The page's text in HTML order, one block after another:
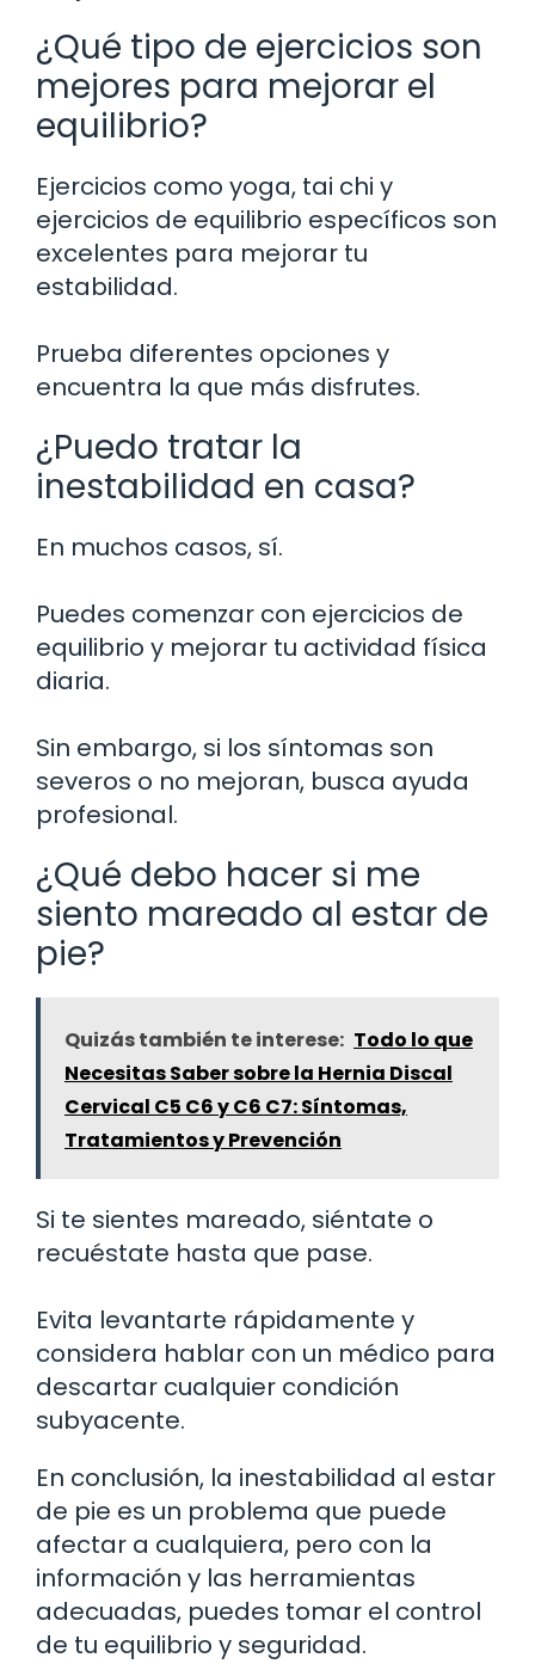
¿Qué tipo de ejercicios son
mejores para mejorar el
equilibrio?
Ejercicios como yoga, tai chi y
ejercicios de equilibrio específicos son
excelentes para mejorar tu
estabilidad.
Prueba diferentes opciones y
encuentra la que más disfrutes.
¿Puedo tratar la
inestabilidad en casa?
En muchos casos, sí.
Puedes comenzar con ejercicios de
equilibrio y mejorar tu actividad física
diaria.
Sin embargo, si los síntomas son
severos o no mejoran, busca ayuda
profesional.
¿Qué debo hacer si me
siento mareado al estar de
pie?
Quizás también te interese: Todo lo que
Necesitas Saber sobre la Hernia Discal
Cervical C5 C6 y C6 C7: Síntomas,
Tratamientos y Prevención
Si te sientes mareado, siéntate o
recuéstate hasta que pase.
Evita levantarte rápidamente y
considera hablar con un médico para
descartar cualquier condición
subyacente.
En conclusión, la inestabilidad al estar
de pie es un problema que puede
afectar a cualquiera, pero con la
información y las herramientas
adecuadas, puedes tomar el control
de tu equilibrio y seguridad.